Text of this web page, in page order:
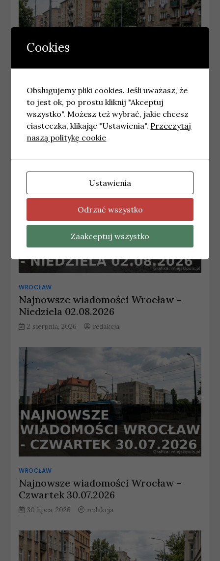
WROCŁAW
Najnowsze wiadomości Wrocław –
Poniedziałek 03.08.2026
3 sierpnia, 2026 redakcja
WROCŁAW
Najnowsze wiadomości Wrocław –
Niedziela 02.08.2026
2 sierpnia, 2026 redakcja
WROCŁAW
Najnowsze wiadomości Wrocław –
Czwartek 30.07.2026
30 lipca, 2026 redakcja
Cookies
Obsługujemy pliki cookies. Jeśli uważasz, że
to jest ok, po prostu kliknij "Akceptuj
wszystko". Możesz też wybrać, jakie chcesz
ciasteczka, klikając "Ustawienia". Przeczytaj
naszą politykę cookie
Ustawienia
Odrzuć wszystko
Zaakceptuj wszystko